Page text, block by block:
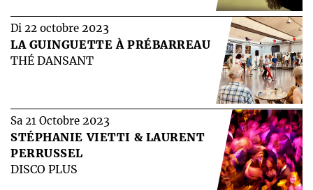
Di 22 octobre 2023
LA GUINGUETTE À PRÉBARREAU
THÉ DANSANT
Sa 21 Octobre 2023
STÉPHANIE VIETTI & LAURENT
PERRUSSEL
DISCO PLUS